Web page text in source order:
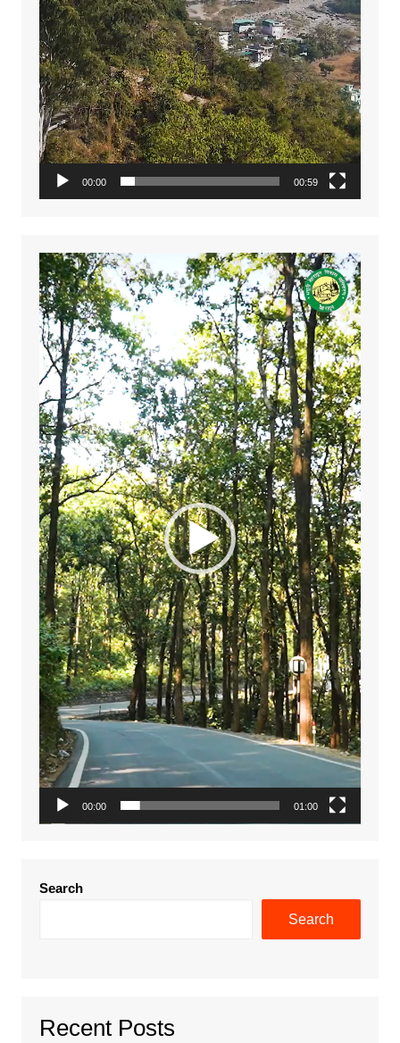
00:00 00:59
Video
Player
00:00 01:00
Search
Search
Recent Posts